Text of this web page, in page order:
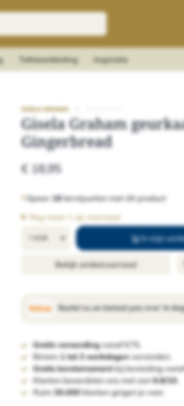
Tafelaankleding Inspiratie
Gisela Graham
Gingerbread
€ 18,95
Spaar 18kerstpunten met dit product
Nog maar 1 op voorraad
In mijn
Bekijk winkelvoorraad
Bestel nu en betaal pas over 14
Gratis verzendingvanaf €75.
Binnen 1 tot 3 werkdagenverzonden.
Gratis kerstornamentbij besteding
Klanten beoordelen ons met een9.8/10
Ruim 30.000klanten gingen je voor.